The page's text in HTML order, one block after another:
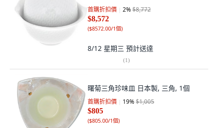
首購折扣價 2%$8,772
$8,572
($8572.00/1個)
8/12 星期三 預計送達
(1)
曙菊三角珍味皿 日本製, 三角, 1個
首購折扣價 19%$1,005
$805
($805.00/1個)